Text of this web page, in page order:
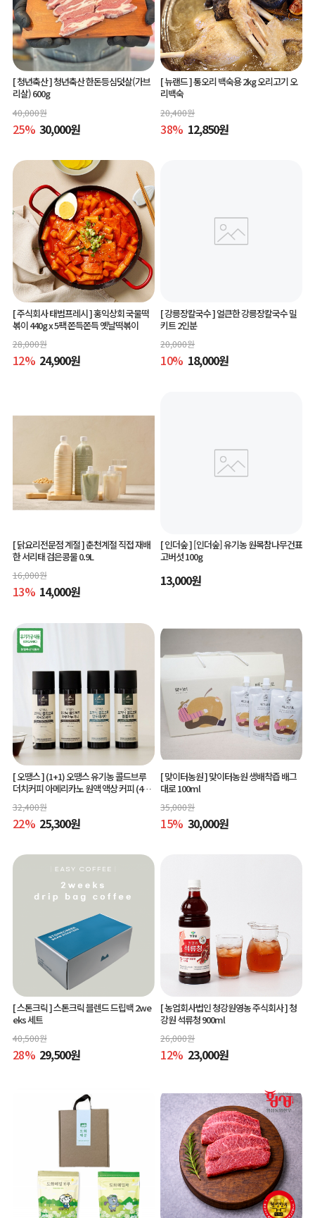
[ 청년축산 ]청년축산 한돈등심덧살(가브
리살) 600g
40,000원
25% 30,000원
[ 뉴랜드 ]통오리 백숙용 2kg 오리고기 오
리백숙
20,400원
38% 12,850원
[ 주식회사 태범프레시 ]홍익상회 국물떡
볶이 440g x 5팩 쫀득쫀득 옛날떡볶이
28,000원
12% 24,900원
[ 강릉장칼국수 ]얼큰한 강릉장칼국수 밀
키트 2인분
20,000원
10% 18,000원
[ 닭요리전문점 계절 ]춘천계절 직접 재배
한 서리태 검은콩물 0.9L
16,000원
13% 14,000원
[ 인더숲 ][인더숲] 유기농 원목참나무건표
고버섯 100g
13,000원
[ 오땡스 ](1+1) 오땡스 유기농 콜드브루
더치커피 아메리카노 원액 액상 커피 (400
32,400원
22% 25,300원
[ 맞이터농원 ]맞이터농원 생배착즙 배그
대로 100ml
35,000원
15% 30,000원
[ 스톤크릭 ]스톤크릭 블렌드 드립백 2we
eks 세트
40,500원
28% 29,500원
[ 농업회사법인 청강원영농 주식회사 ]청
강원 석류청 900ml
26,000원
12% 23,000원